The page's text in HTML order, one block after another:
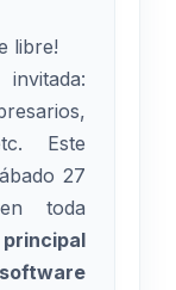
libre!
Este
27
toda